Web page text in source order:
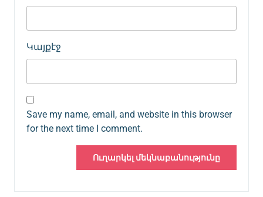
Կայքէջ
Save my name, email, and website in this browser
for the next time I comment.